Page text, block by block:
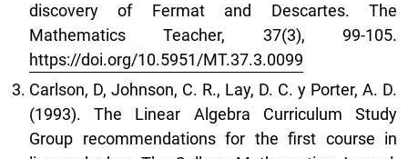
discovery of Fermat and Descartes. The
Mathematics Teacher, 37(3), 99-105.
https://doi.org/10.5951/MT.37.3.0099
Carlson, D, Johnson, C. R., Lay, D. C. y Porter, A. D.
(1993). The Linear Algebra Curriculum Study
Group recommendations for the first course in